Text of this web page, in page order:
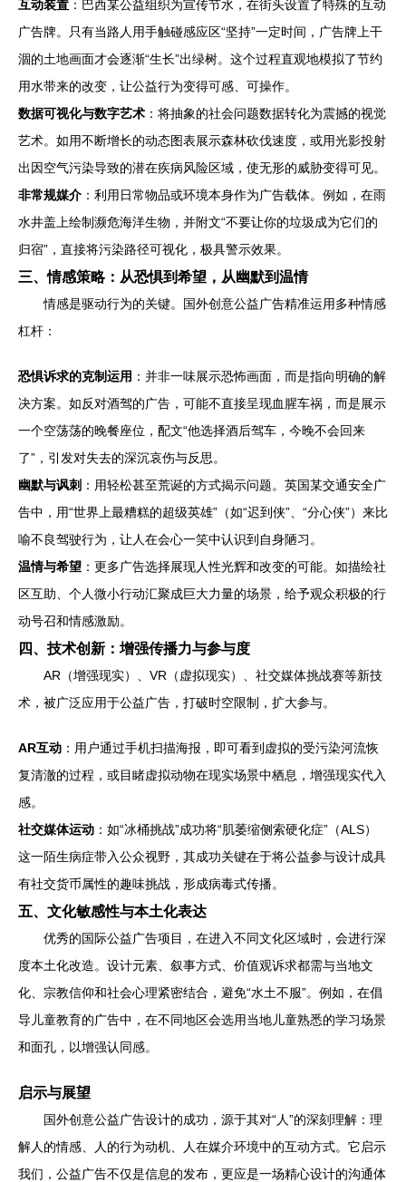
互动装置 ：巴西某公益组织为宣传节水，在街头设置了特殊的互动
广告牌。只有当路人用手触碰感应区“坚持”一定时间，广告牌上干
涸的土地画面才会逐渐“生长”出绿树。这个过程直观地模拟了节约
用水带来的改变，让公益行为变得可感、可操作。
数据可视化与数字艺术 ：将抽象的社会问题数据转化为震撼的视觉
艺术。如用不断增长的动态图表展示森林砍伐速度，或用光影投射
出因空气污染导致的潜在疾病风险区域，使无形的威胁变得可见。
非常规媒介 ：利用日常物品或环境本身作为广告载体。例如，在雨
水井盖上绘制濒危海洋生物，并附文“不要让你的垃圾成为它们的
归宿”，直接将污染路径可视化，极具警示效果。
三、情感策略：从恐惧到希望，从幽默到温情
情感是驱动行为的关键。国外创意公益广告精准运用多种情感
杠杆：
恐惧诉求的克制运用 ：并非一味展示恐怖画面，而是指向明确的解
决方案。如反对酒驾的广告，可能不直接呈现血腥车祸，而是展示
一个空荡荡的晚餐座位，配文“他选择酒后驾车，今晚不会回来
了”，引发对失去的深沉哀伤与反思。
幽默与讽刺 ：用轻松甚至荒诞的方式揭示问题。英国某交通安全广
告中，用“世界上最糟糕的超级英雄”（如“迟到侠”、“分心侠”）来比
喻不良驾驶行为，让人在会心一笑中认识到自身陋习。
温情与希望 ：更多广告选择展现人性光辉和改变的可能。如描绘社
区互助、个人微小行动汇聚成巨大力量的场景，给予观众积极的行
动号召和情感激励。
四、技术创新：增强传播力与参与度
AR（增强现实）、VR（虚拟现实）、社交媒体挑战赛等新技
术，被广泛应用于公益广告，打破时空限制，扩大参与。
AR互动 ：用户通过手机扫描海报，即可看到虚拟的受污染河流恢
复清澈的过程，或目睹虚拟动物在现实场景中栖息，增强现实代入
感。
社交媒体运动 ：如“冰桶挑战”成功将“肌萎缩侧索硬化症”（ALS）
这一陌生病症带入公众视野，其成功关键在于将公益参与设计成具
有社交货币属性的趣味挑战，形成病毒式传播。
五、文化敏感性与本土化表达
优秀的国际公益广告项目，在进入不同文化区域时，会进行深
度本土化改造。设计元素、叙事方式、价值观诉求都需与当地文
化、宗教信仰和社会心理紧密结合，避免“水土不服”。例如，在倡
导儿童教育的广告中，在不同地区会选用当地儿童熟悉的学习场景
和面孔，以增强认同感。
启示与展望
国外创意公益广告设计的成功，源于其对“人”的深刻理解：理
解人的情感、人的行为动机、人在媒介环境中的互动方式。它启示
我们，公益广告不仅是信息的发布，更应是一场精心设计的沟通体